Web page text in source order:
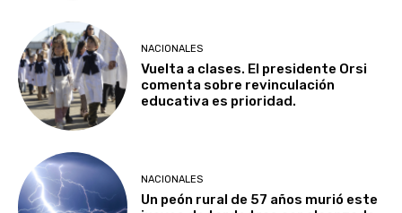
NACIONALES
Vuelta a clases. El presidente Orsi
comenta sobre revinculación
educativa es prioridad.
NACIONALES
Un peón rural de 57 años murió este